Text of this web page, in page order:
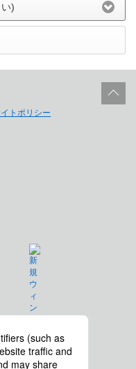
)
トポリシー